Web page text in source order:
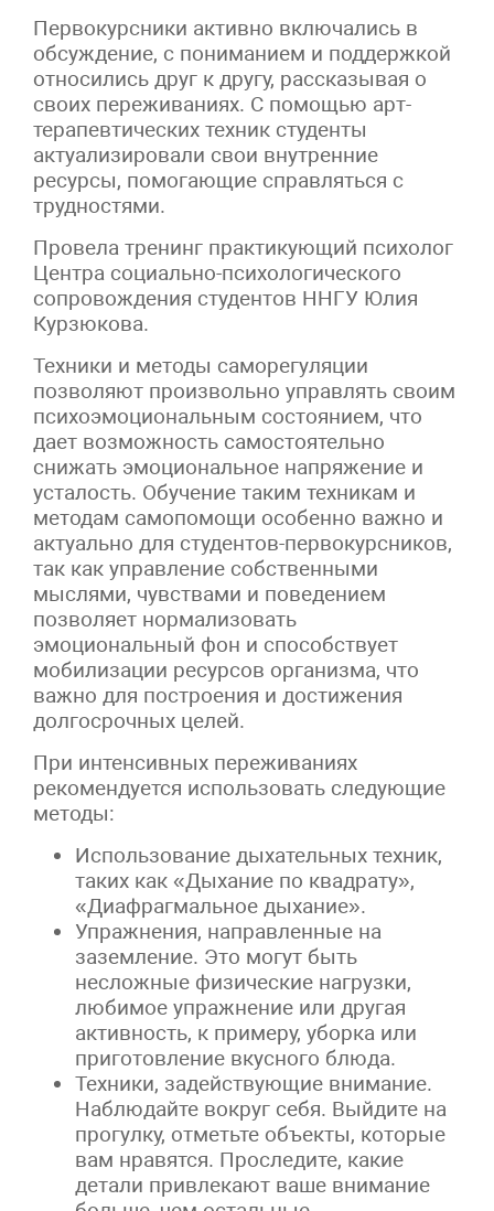
Первокурсники активно включались в
обсуждение, с пониманием и поддержкой
относились друг к другу, рассказывая о
своих переживаниях. С помощью арт-
терапевтических техник студенты
актуализировали свои внутренние
ресурсы, помогающие справляться с
трудностями.
Провела тренинг практикующий психолог
Центра социально-психологического
сопровождения студентов ННГУ Юлия
Курзюкова.
Техники и методы саморегуляции
позволяют произвольно управлять своим
психоэмоциональным состоянием, что
дает возможность самостоятельно
снижать эмоциональное напряжение и
усталость. Обучение таким техникам и
методам самопомощи особенно важно и
актуально для студентов-первокурсников,
так как управление собственными
мыслями, чувствами и поведением
позволяет нормализовать
эмоциональный фон и способствует
мобилизации ресурсов организма, что
важно для построения и достижения
долгосрочных целей.
При интенсивных переживаниях
рекомендуется использовать следующие
методы:
Использование дыхательных техник,
таких как «Дыхание по квадрату»,
«Диафрагмальное дыхание».
Упражнения, направленные на
заземление. Это могут быть
несложные физические нагрузки,
любимое упражнение или другая
активность, к примеру, уборка или
приготовление вкусного блюда.
Техники, задействующие внимание.
Наблюдайте вокруг себя. Выйдите на
прогулку, отметьте объекты, которые
вам нравятся. Проследите, какие
детали привлекают ваше внимание